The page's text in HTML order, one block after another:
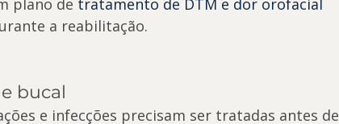
plano de tratamento de DTM e dor orofacial
a reabilitação.
bucal
e infecções precisam ser tratadas antes de